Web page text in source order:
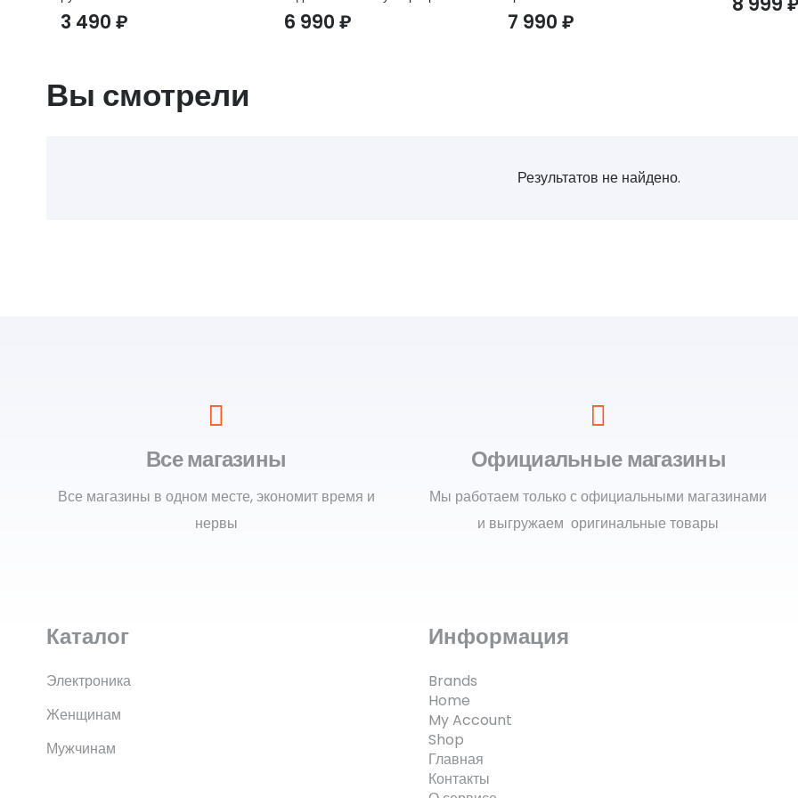
3 490 ₽ 6 990₽ 7 990₽
Вы смотрели
Результатов не найдено.
Все магазины
Все магазины в одном месте, экономит время и
нервы
Официальные магазины
Мы работаем только с официальными магазинами
и выгружаем оригинальные товары
Каталог
Электроника
Женщинам
Мужчинам
Информация
Brands
Home
My Account
Shop
Главная
Контакты